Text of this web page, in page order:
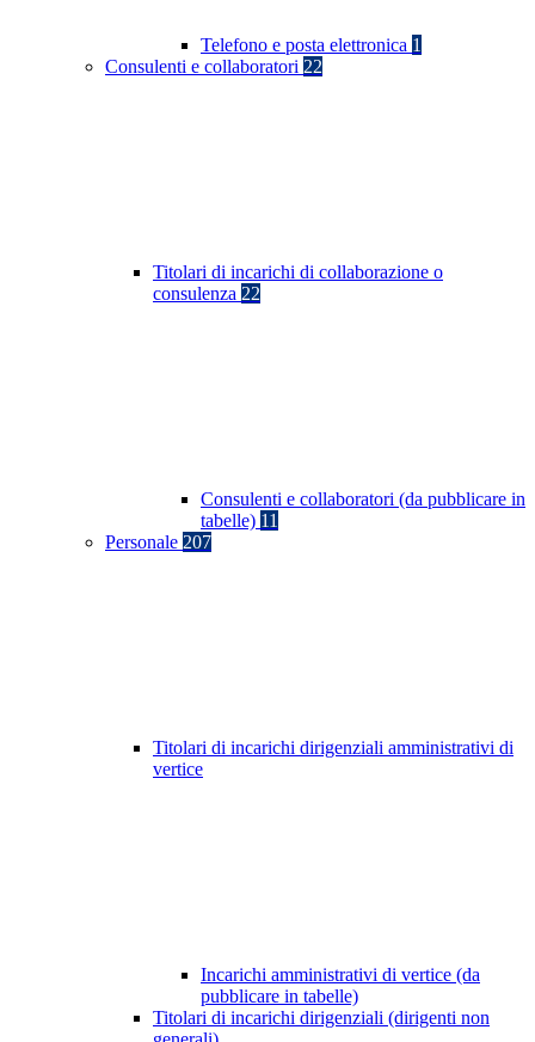
Telefono e posta elettronica 1
Consulenti e collaboratori 22
Titolari di incarichi di collaborazione o
consulenza 22
Consulenti e collaboratori (da pubblicare in
tabelle) 11
Personale 207
Titolari di incarichi dirigenziali amministrativi di
vertice
Incarichi amministrativi di vertice (da
pubblicare in tabelle)
Titolari di incarichi dirigenziali (dirigenti non